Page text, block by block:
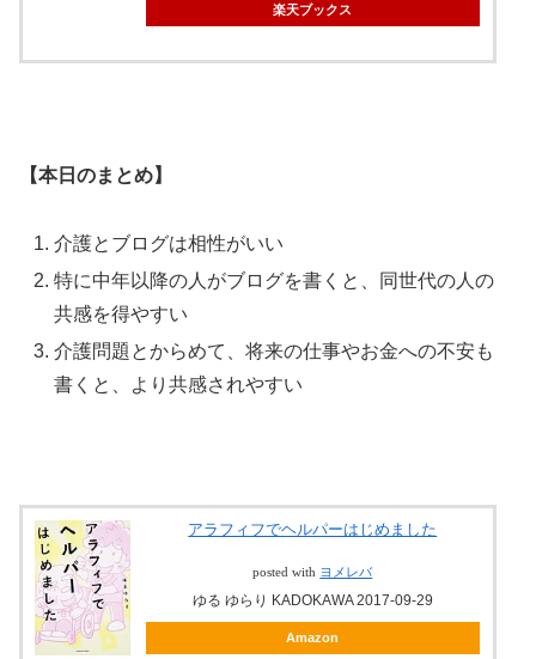
楽天ブックス
【本日のまとめ】
介護とブログは相性がいい
特に中年以降の人がブログを書くと、同世代の人の
共感を得やすい
介護問題とからめて、将来の仕事やお金への不安も
書くと、より共感されやすい
アラフィフでヘルパーはじめました
posted with ヨメレバ
ゆる ゆらり KADOKAWA 2017-09-29
Amazon